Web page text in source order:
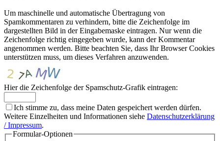
Um maschinelle und automatische Übertragung von
Spamkommentaren zu verhindern, bitte die Zeichenfolge im
dargestellten Bild in der Eingabemaske eintragen. Nur wenn die
Zeichenfolge richtig eingegeben wurde, kann der Kommentar
angenommen werden. Bitte beachten Sie, dass Ihr Browser Cookies
unterstützen muss, um dieses Verfahren anzuwenden.
Hier die Zeichenfolge der Spamschutz-Grafik eintragen:
Ich stimme zu, dass meine Daten gespeichert werden dürfen.
Weitere Einzelheiten und Informationen siehe Datenschutzerklärung
/ Impressum.
Formular-Optionen